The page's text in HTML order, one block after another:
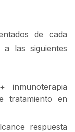
de cada
a las siguientes
inmunoterapia
tratamiento en
respuesta